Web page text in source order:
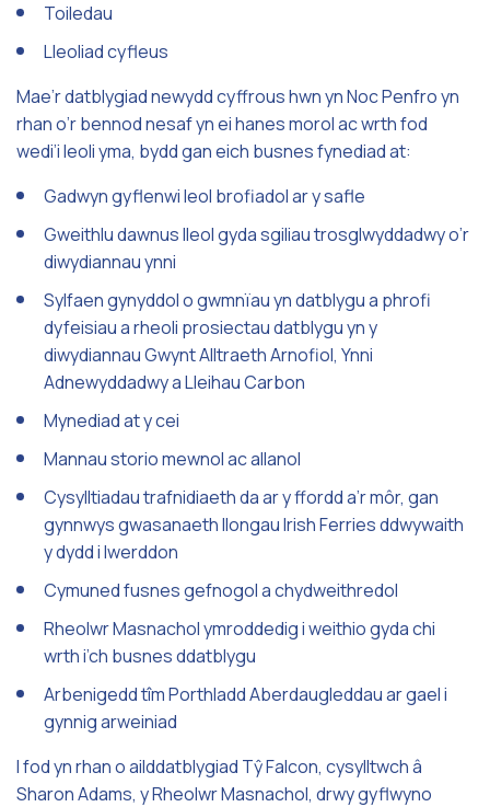
Toiledau
Lleoliad cyfleus
Mae’r datblygiad newydd cyffrous hwn yn Noc Penfro yn
rhan o’r bennod nesaf yn ei hanes morol ac wrth fod
wedi’i leoli yma, bydd gan eich busnes fynediad at:
Gadwyn gyflenwi leol brofiadol ar y safle
Gweithlu dawnus lleol gyda sgiliau trosglwyddadwy o’r
diwydiannau ynni
Sylfaen gynyddol o gwmnïau yn datblygu a phrofi
dyfeisiau a rheoli prosiectau datblygu yn y
diwydiannau Gwynt Alltraeth Arnofiol, Ynni
Adnewyddadwy a Lleihau Carbon
Mynediad at y cei
Mannau storio mewnol ac allanol
Cysylltiadau trafnidiaeth da ar y ffordd a’r môr, gan
gynnwys gwasanaeth llongau Irish Ferries ddwywaith
y dydd i Iwerddon
Cymuned fusnes gefnogol a chydweithredol
Rheolwr Masnachol ymroddedig i weithio gyda chi
wrth i’ch busnes ddatblygu
Arbenigedd tîm Porthladd Aberdaugleddau ar gael i
gynnig arweiniad
I fod yn rhan o ailddatblygiad Tŷ Falcon, cysylltwch â
Sharon Adams, y Rheolwr Masnachol, drwy gyflwyno